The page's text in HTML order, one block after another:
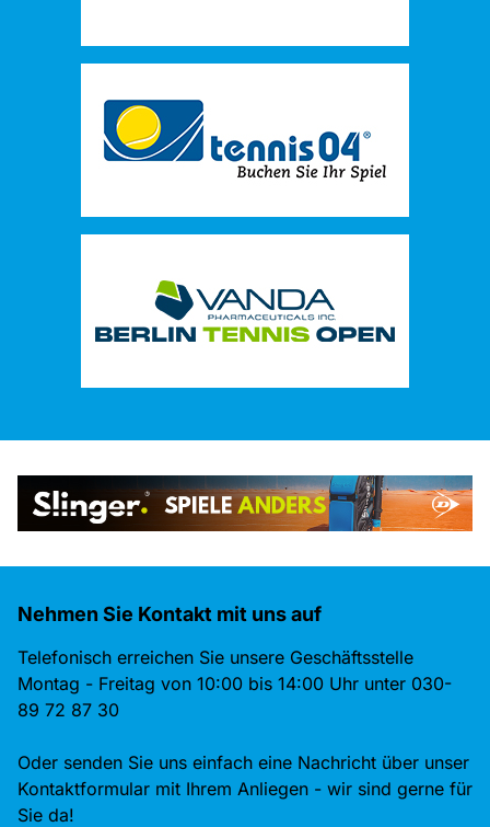
Nehmen Sie Kontakt mit uns auf
Telefonisch erreichen Sie unsere Geschäftsstelle
Montag - Freitag von 10:00 bis 14:00 Uhr unter 030-
89 72 87 30
Oder senden Sie uns einfach eine Nachricht über unser
Kontaktformular mit Ihrem Anliegen - wir sind gerne für
Sie da!